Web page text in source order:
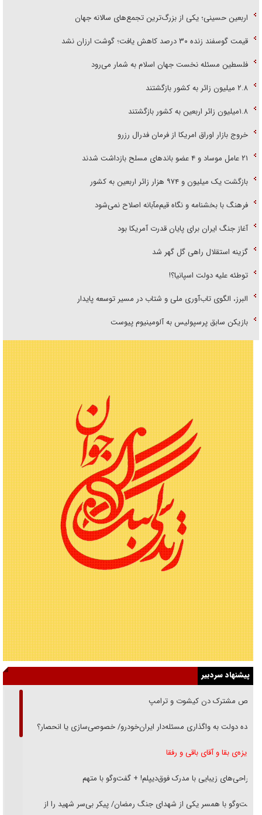
اربعین حسینی؛ یکی از بزرگ‌ترین تجمع‌های سالانه جهان
قیمت گوسفند زنده ۳۰ درصد کاهش یافت؛ گوشت ارزان نشد
فلسطین مسئله نخست جهان اسلام به شمار می‌رود
۲.۸ میلیون زائر به کشور بازگشتند
۱.۸میلیون زائر اربعین به کشور بازگشتند
خروج بازار اوراق امریکا از فرمان فدرال رزرو
۲۱ عامل موساد و ۴ عضو باند‌های مسلح بازداشت شدند
بازگشت یک میلیون و ۹۷۴ هزار زائر اربعین به کشور
فرهنگ با بخشنامه و نگاه قیم‌مآبانه اصلاح نمی‌شود
آغاز جنگ ایران برای پایان قدرت آمریکا بود
گزینه استقلال راهی گل گهر شد
توطئه علیه دولت اسپانیا؟!
البرز، الگوی تاب‌آوری ملی و شتاب در مسیر توسعه پایدار
بازیکن سابق پرسپولیس به آلومینیوم پیوست
پیشنهاد سردبیر
رقص مشترک دن کیشوت و ترامپ
دنده دولت به واگذاری مسئله‌دار ایران‌خودرو/ خصوصی‌سازی یا انحصار؟
غریزه‌ی بقا و آقای باقی و رفقا
جراحی‌های زیبایی با مدرک فوق‌دیپلم! + گفت‌وگو با متهم
گفت‌وگو با همسر یکی از شهدای جنگ رمضان/ پیکر بی‌سر شهید را از